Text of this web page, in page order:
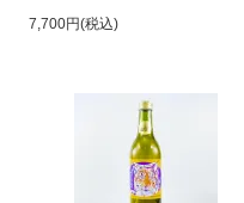
7,700円(税込)